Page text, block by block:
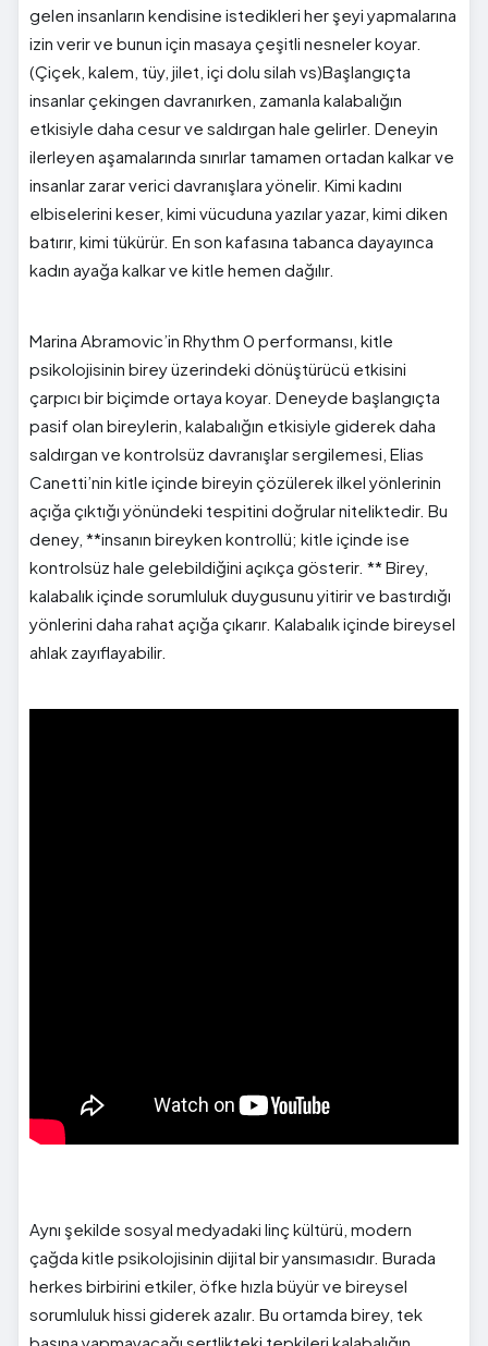
gelen insanların kendisine istedikleri her şeyi yapmalarına
izin verir ve bunun için masaya çeşitli nesneler koyar.
(Çiçek, kalem, tüy, jilet, içi dolu silah vs)Başlangıçta
insanlar çekingen davranırken, zamanla kalabalığın
etkisiyle daha cesur ve saldırgan hale gelirler. Deneyin
ilerleyen aşamalarında sınırlar tamamen ortadan kalkar ve
insanlar zarar verici davranışlara yönelir. Kimi kadını
elbiselerini keser, kimi vücuduna yazılar yazar, kimi diken
batırır, kimi tükürür. En son kafasına tabanca dayayınca
kadın ayağa kalkar ve kitle hemen dağılır.
Marina Abramovic’in Rhythm 0 performansı, kitle
psikolojisinin birey üzerindeki dönüştürücü etkisini
çarpıcı bir biçimde ortaya koyar. Deneyde başlangıçta
pasif olan bireylerin, kalabalığın etkisiyle giderek daha
saldırgan ve kontrolsüz davranışlar sergilemesi, Elias
Canetti’nin kitle içinde bireyin çözülerek ilkel yönlerinin
açığa çıktığı yönündeki tespitini doğrular niteliktedir. Bu
deney, **insanın bireyken kontrollü; kitle içinde ise
kontrolsüz hale gelebildiğini açıkça gösterir. ** Birey,
kalabalık içinde sorumluluk duygusunu yitirir ve bastırdığı
yönlerini daha rahat açığa çıkarır. Kalabalık içinde bireysel
ahlak zayıflayabilir.
Aynı şekilde sosyal medyadaki linç kültürü, modern
çağda kitle psikolojisinin dijital bir yansımasıdır. Burada
herkes birbirini etkiler, öfke hızla büyür ve bireysel
sorumluluk hissi giderek azalır. Bu ortamda birey, tek